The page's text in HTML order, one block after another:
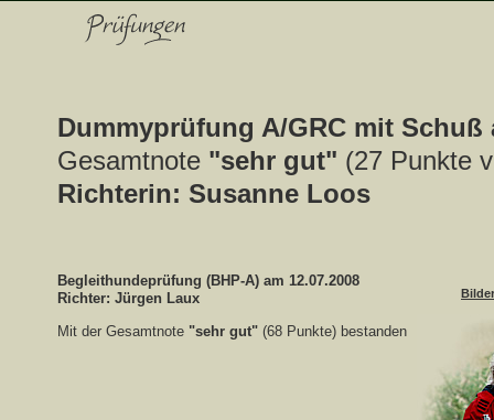
Dummyprüfung A/GRC mit
Gesamtnote "sehr gut" (27 Punkte
Richterin: Susanne Loos
Begleithundeprüfung (BHP-A) am 12.07.2008
Richter: Jürgen Laux
Mit der Gesamtnote "sehr gut" (68 Punkte) bestanden